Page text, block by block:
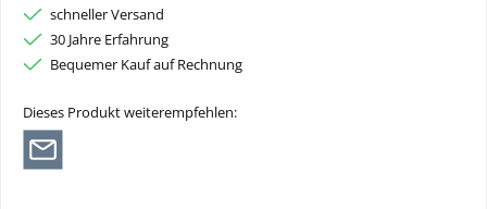
schneller Versand
30 Jahre Erfahrung
Bequemer Kauf auf Rechnung
Dieses Produkt weiterempfehlen: